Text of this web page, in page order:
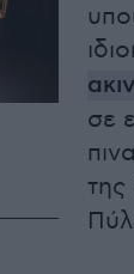
σε
της